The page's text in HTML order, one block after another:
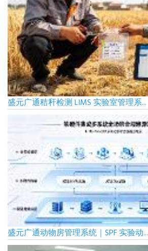
盛元广通秸秆检测 LIMS 实验室管理系...
盛元广通动物房管理系统｜SPF 实验动...